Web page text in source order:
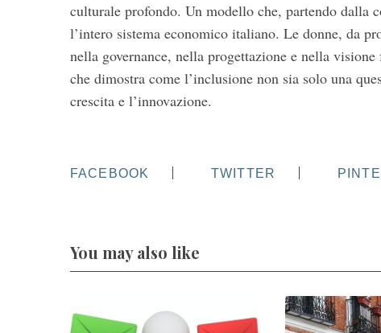
culturale profondo. Un modello che, partendo dalla
l’intero sistema economico italiano. Le donne, da
nella governance, nella progettazione e nella
che dimostra come l’inclusione non sia solo una
crescita e l’innovazione.
FACEBOOK TWITTER
You may also like